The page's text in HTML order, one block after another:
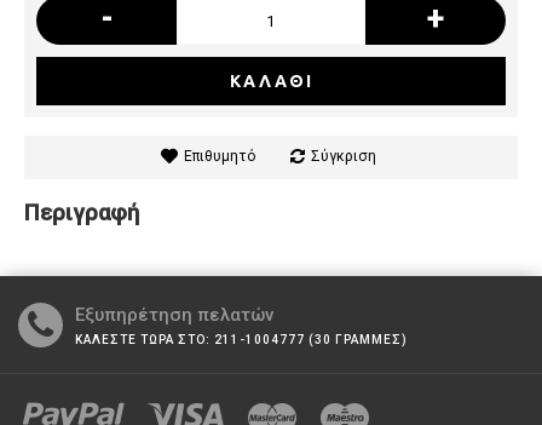
- +
ΚΑΛΆΘΙ
Επιθυμητό Σύγκριση
Περιγραφή
Εξυπηρέτηση πελατών
ΚΑΛΕΣΤΕ ΤΩΡΑ ΣΤΟ: 211-1004777 (30 ΓΡΑΜΜΕΣ)